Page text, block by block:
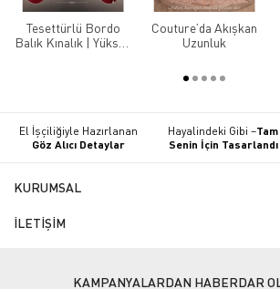
Tesettürlü Bordo
Balık Kınalık | Yüksek
Couture’da Akışkan
Uzunluk
El İşçiliğiyle Hazırlanan
Göz Alıcı Detaylar
Hayalindeki Gibi –Tam
Senin İçin Tasarlandı
KURUMSAL
İLETİŞİM
KAMPANYALARDAN HABERDAR